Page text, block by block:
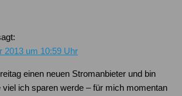
2013 um 10:59 Uhr
einen neuen Stromanbieter und bin
viel ich sparen werde – für mich momentan